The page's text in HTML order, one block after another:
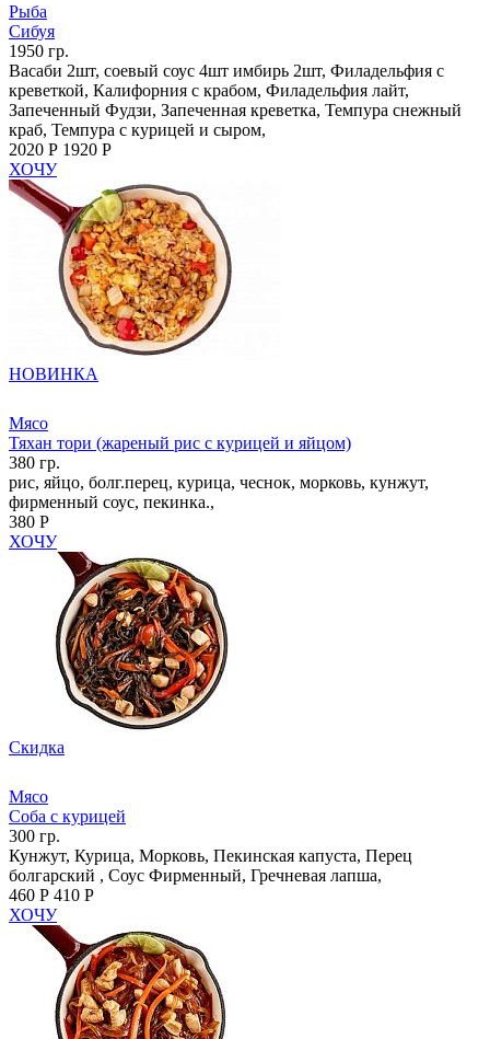
Рыба
Сибуя
1950 гр.
Васаби 2шт, соевый соус 4шт имбирь 2шт, Филадельфия с
креветкой, Калифорния с крабом, Филадельфия лайт,
Запеченный Фудзи, Запеченная креветка, Темпура снежный
краб, Темпура с курицей и сыром,
2020 Р 1920 Р
ХОЧУ
НОВИНКА
Мясо
Тяхан тори (жареный рис с курицей и яйцом)
380 гр.
рис, яйцо, болг.перец, курица, чеснок, морковь, кунжут,
фирменный соус, пекинка.,
380 Р
ХОЧУ
Скидка
Мясо
Соба с курицей
300 гр.
Кунжут, Курица, Морковь, Пекинская капуста, Перец
болгарский , Соус Фирменный, Гречневая лапша,
460 Р 410 Р
ХОЧУ